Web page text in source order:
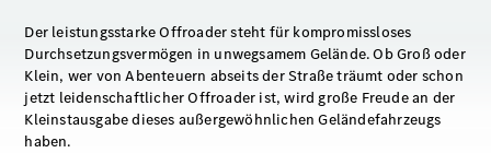
Der leistungsstarke Offroader steht für kompromissloses
Durchsetzungsvermögen in unwegsamem Gelände. Ob Groß oder
Klein, wer von Abenteuern abseits der Straße träumt oder schon
jetzt leidenschaftlicher Offroader ist, wird große Freude an der
Kleinstausgabe dieses außergewöhnlichen Geländefahrzeugs
haben.